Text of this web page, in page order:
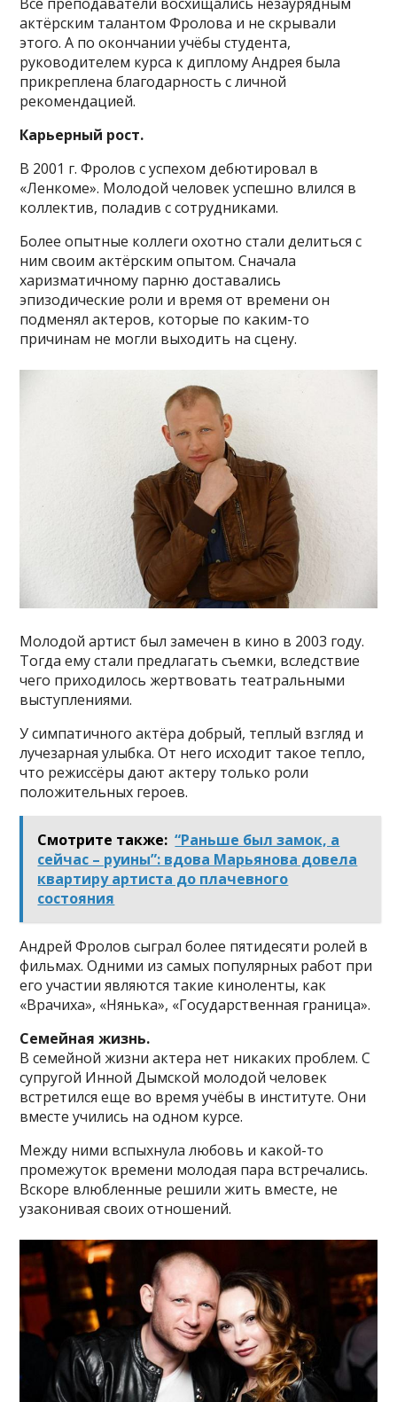
актёрским талантом Фролова и не скрывали
этого. А по окончании учёбы студента,
руководителем курса к диплому Андрея была
прикреплена благодарность с личной
рекомендацией.
Карьерный рост.
В 2001 г. Фролов с успехом дебютировал в
«Ленкоме». Молодой человек успешно влился в
коллектив, поладив с сотрудниками.
Более опытные коллеги охотно стали делиться с
ним своим актёрским опытом. Сначала
харизматичному парню доставались
эпизодические роли и время от времени он
подменял актеров, которые по каким-то
причинам не могли выходить на сцену.
Молодой артист был замечен в кино в 2003 году.
Тогда ему стали предлагать съемки, вследствие
чего приходилось жертвовать театральными
выступлениями.
У симпатичного актёра добрый, теплый взгляд и
лучезарная улыбка. От него исходит такое тепло,
что режиссёры дают актеру только роли
положительных героев.
Смотрите также: “Раньше был замок, а
сейчас – руины”: вдова Марьянова довела
квартиру артиста до плачевного
состояния
Андрей Фролов сыграл более пятидесяти ролей в
фильмах. Одними из самых популярных работ при
его участии являются такие киноленты, как
«Врачиха», «Нянька», «Государственная граница».
Семейная жизнь.
В семейной жизни актера нет никаких проблем. С
супругой Инной Дымской молодой человек
встретился еще во время учёбы в институте. Они
вместе учились на одном курсе.
Между ними вспыхнула любовь и какой-то
промежуток времени молодая пара встречались.
Вскоре влюбленные решили жить вместе, не
узаконивая своих отношений.